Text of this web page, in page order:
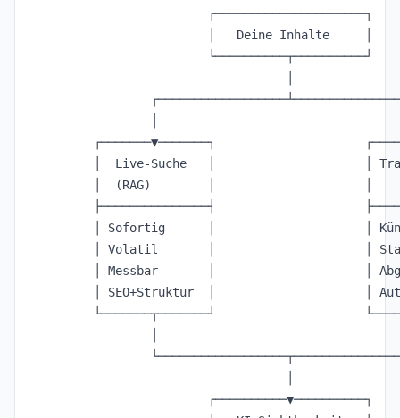
                    ┌─────────────────────┐
                    │   Deine Inhalte     │
                    └──────────┬──────────┘
┌───────▼───────┐
│  Live-Suche   │                     │
│  (RAG)        │                     │
├───────────────┤
│ Sofortig      │                     │
│ Volatil       │                     │
│ Messbar       │                     │
│ SEO+Struktur  │                     │
└───────┬───────┘
                    ┌──────────▼──────────┐